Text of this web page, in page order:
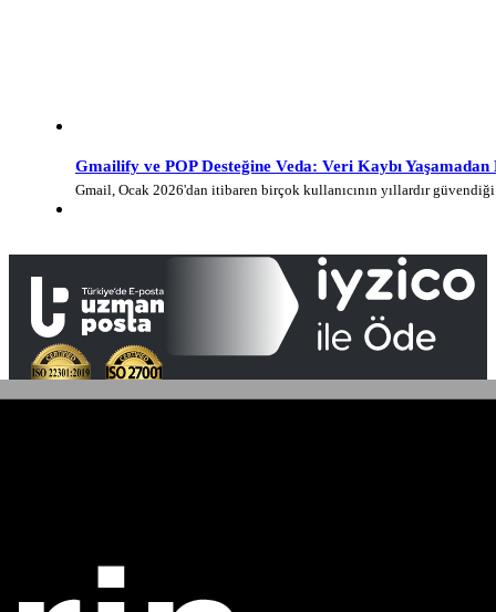
Gmailify ve POP Desteğine Veda: Veri Kaybı
Gmail, Ocak 2026'dan itibaren birçok kullanıcının yıllardır